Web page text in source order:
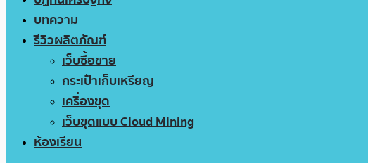
บทความ
รีวิวผลิตภัณฑ์
เว็บซื้อขาย
กระเป๋าเก็บเหรียญ
เครื่องขุด
เว็บขุดแบบ Cloud Mining
ห้องเรียน